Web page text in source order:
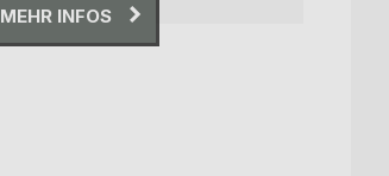
MEHR INFOS